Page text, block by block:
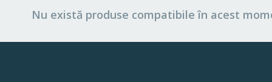
Nu există produse compatibile în acest